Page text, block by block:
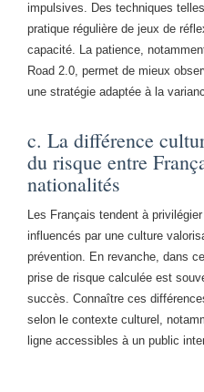
impulsives. Des techniques
pratique régulière de jeux de
capacité. La patience,
Road 2.0, permet de mieux
une stratégie adaptée à la
c. La différence
du risque entre
nationalités
Les Français tendent à
influencés par une culture
prévention. En revanche, dans
prise de risque calculée est
succès. Connaître ces
selon le contexte culturel,
ligne accessibles à un public